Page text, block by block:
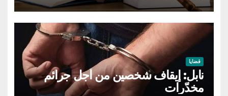
قضايا
نابل: إيقاف شخصين من أجل جرائم
مخدّرات